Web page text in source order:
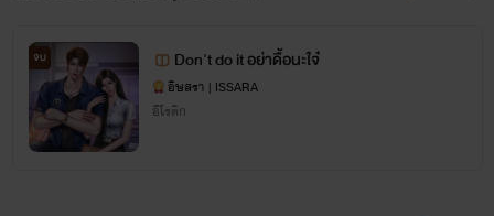
ติดตามข่าวหรือพูดคุยกับไรท์ได้ที่
💜 เพจอิษสรา 💜
จบ Don't do it อย่าดื้อนะใจ๋
อิษสรา | ISSARA
อีโรติก